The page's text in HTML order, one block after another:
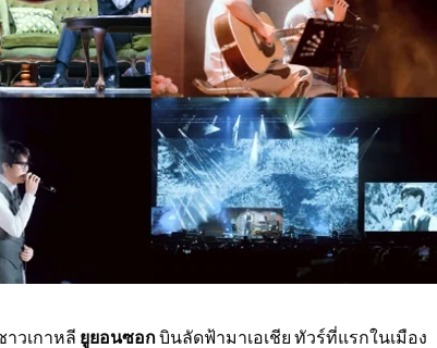
วเกาหลี ยูยอนซอกบินลัดฟ้ามาเอเชีย ทัวร์ที่แรกในเมือง